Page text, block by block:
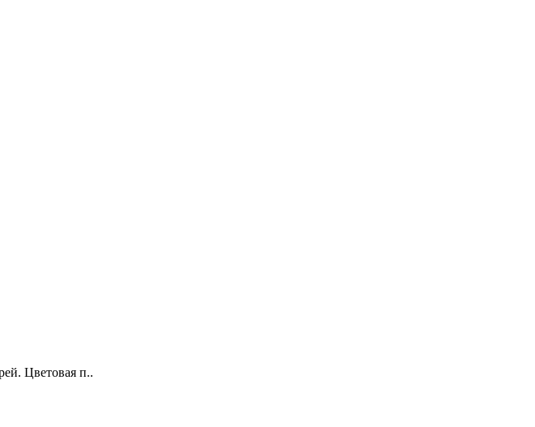
Цветовая п..